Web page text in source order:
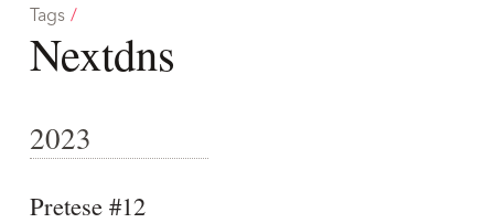
Tags /
Nextdns
2023
Pretese #12